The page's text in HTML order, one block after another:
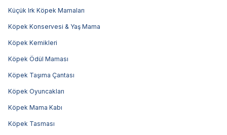
Küçük Irk Köpek Mamaları
Köpek Konservesi & Yaş Mama
Köpek Kemikleri
Köpek Ödül Maması
Köpek Taşıma Çantası
Köpek Oyuncakları
Köpek Mama Kabı
Köpek Tasması